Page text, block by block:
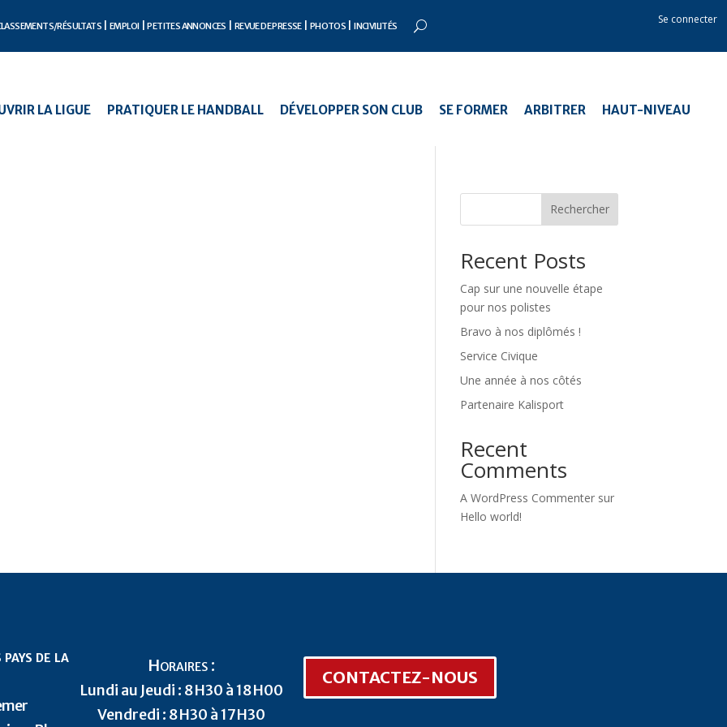
RÉSULTATS EMPLOI PETITES ANNONCES REVUE DE PRESSE PHOTOS INCIVILITÉS
Se connecter
LA LIGUE PRATIQUER LE HANDBALL DÉVELOPPER SON CLUB SE FORMER ARBITRER HAUT-NIVEAU
Rechercher
Recent Posts
Cap sur une nouvelle étape
pour nos polistes
Bravo à nos diplômés !
Service Civique
Une année à nos côtés
Partenaire Kalisport
Recent
Comments
A WordPress Commenter sur
Hello world!
de la
Horaires :
Lundi au Jeudi : 8H30 à 18H00
Vendredi : 8H30 à 17H30
CONTACTEZ-NOUS